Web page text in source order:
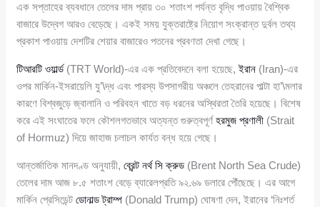
এক সপ্তাহের ব্যবধানে তেলের দাম প্রায় ৩০ শতাংশ পর্যন্ত বৃদ্ধি পাওয়ায় বৈশ্বিক
বাজারে উদ্বেগ আরও বেড়েছে। একই সময় যুক্তরাষ্ট্রে নিয়োগ সংক্রান্ত দুর্বল তথ্য
প্রকাশ পাওয়ায় দেশটির শেয়ার বাজারেও পতনের প্রবণতা দেখা গেছে।
টিআরটি ওয়ার্ল্ড (TRT World)-এর এক প্রতিবেদনে বলা হয়েছে,ইরান (Iran)-এর
ওপর মার্কিন-ইসরায়েলি যু’\দ্ধ এবং পারস্য উপসাগরীয় অঞ্চলে তেহরানের পাল্টা হা’\মলার
কারণে বিশ্বজুড়ে জ্বালানি ও পরিবহন খাতে বড় ধরনের অস্থিরতা তৈরি হয়েছে। বিশেষ
করে এই সংঘাতের ফলে কৌশলগতভাবে অত্যন্ত গুরুত্বপূর্ণহরমুজ প্রণালী (Strait
of Hormuz) দিয়ে জাহাজ চলাচল কার্যত বন্ধ হয়ে গেছে।
আন্তর্জাতিক মানদণ্ড অনুযায়ী,ব্রেন্ট নর্থ সি ক্রুড (Brent North Sea Crude)
তেলের দাম আজ ৮.৫ শতাংশ বেড়ে ব্যারেলপ্রতি ৯২.৬৯ ডলারে পৌঁছেছে। এর আগে
মার্কিন প্রেসিডেন্টডোনাল্ড ট্রাম্প (Donald Trump) ঘোষণা দেন, ইরানের ‘নিঃশর্ত